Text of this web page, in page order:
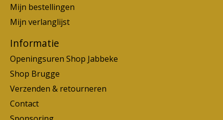
Mijn bestellingen
Mijn verlanglijst
Informatie
Openingsuren Shop Jabbeke
Shop Brugge
Verzenden & retourneren
Contact